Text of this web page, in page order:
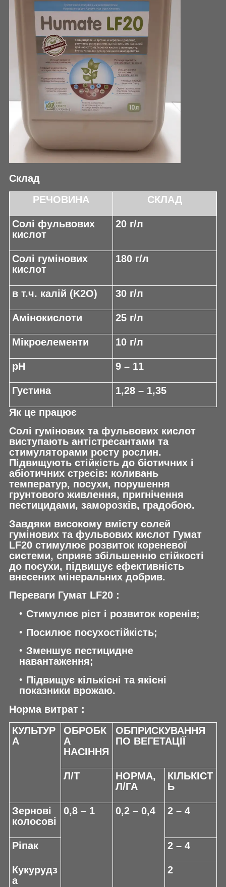
Склад
РЕЧОВИНА
СКЛАД
Солi фульвових
кислот
20 г/л
Солi гумiнових
кислот
180 г/л
в т.ч. калій (K2O) 30 г/л
Амінокислоти 25 г/л
Мікроелементи 10 г/л
pH 9 – 11
Густина
1,28 – 1,35
Як це працює
Солі гумінових та фульвових кислот
виступають антістресантами та
стимуляторами росту рослин.
Підвищують стійкість до біотичних і
абіотичних стресів: коливань
температур, посухи, порушення
грунтового живлення, пригнічення
пестицидами, заморозків, градобою.
Завдяки високому вмісту солей
гумінових та фульвових кислот Гумат
LF20 стимулює розвиток кореневої
системи, сприяє збільшенню стійкості
до посухи, підвищує ефективність
внесених мінеральних добрив.
Переваги Гумат LF20 :
Стимулює ріст і розвиток коренів;
Посилює посухостійкість;
Зменшує пестицидне
навантаження;
Підвищує кількісні та якісні
показники врожаю.
Норма витрат :
КУЛЬТУР
А
ОБРОБК
А
НАСІННЯ
ОБПРИСКУВАННЯ
ПО ВЕГЕТАЦІЇ
Л/Т
НОРМА,
Л/ГА
КІЛЬКІСТ
Ь
Зернові
колосові
0,8 – 1 0,2 – 0,4 2 – 4
Ріпак 2 – 4
Кукурудз
а
2